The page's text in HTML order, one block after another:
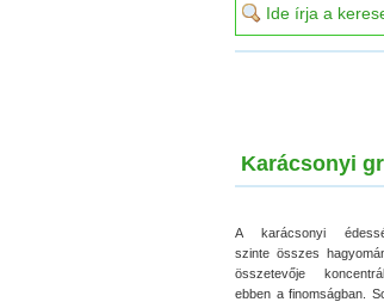
Karácsonyi
A karácsonyi
szinte összes
összetevője
ebben a finomságban.